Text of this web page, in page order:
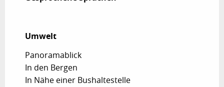
Umwelt
Umwelt
Panoramablick
In den Bergen
In Nähe einer Bushaltestelle